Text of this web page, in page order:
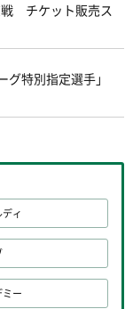
戦 チケット販売ス
特別指定選手」
ィ
ー